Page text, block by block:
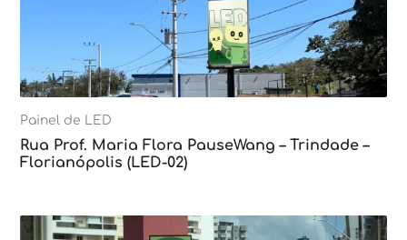
Painel de LED
Rua Prof. Maria Flora PauseWang – Trindade –
Florianópolis (LED-02)